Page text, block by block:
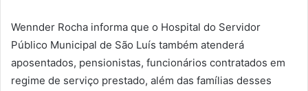
Wennder Rocha informa que o Hospital do Servidor
Público Municipal de São Luís também atenderá
aposentados, pensionistas, funcionários contratados em
regime de serviço prestado, além das famílias desses